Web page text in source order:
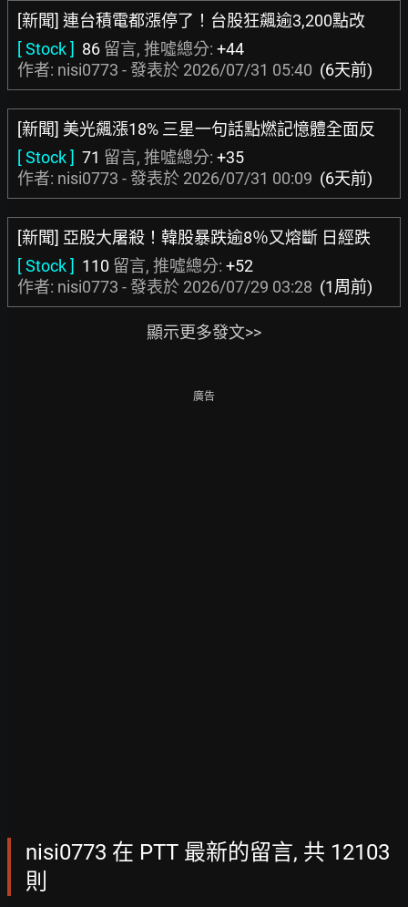
[新聞] 連台積電都漲停了！台股狂飆逾3,200點改
[ Stock ] 86 留言, 推噓總分: +44
作者: nisi0773 - 發表於 2026/07/31 05:40 (6天前)
[新聞] 美光飆漲18% 三星一句話點燃記憶體全面反
[ Stock ] 71 留言, 推噓總分: +35
作者: nisi0773 - 發表於 2026/07/31 00:09 (6天前)
[新聞] 亞股大屠殺！韓股暴跌逾8％又熔斷 日經跌
[ Stock ] 110 留言, 推噓總分: +52
作者: nisi0773 - 發表於 2026/07/29 03:28 (1周前)
顯示更多發文>>
廣告
nisi0773 在 PTT 最新的留言, 共 12103
則